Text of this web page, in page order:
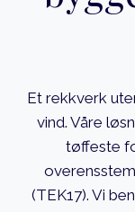
Et rekkverk
vind. Våre
tøffeste
(TEK17). Vi